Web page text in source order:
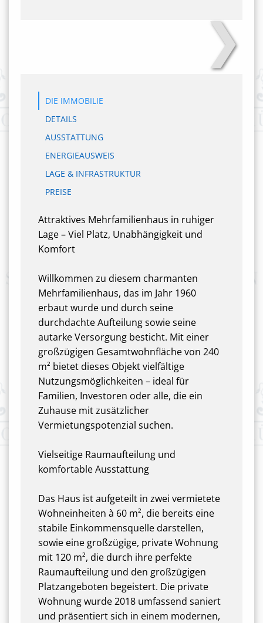
❯
DIE IMMOBILIE
DETAILS
AUSSTATTUNG
ENERGIEAUSWEIS
LAGE & INFRASTRUKTUR
PREISE
Attraktives Mehrfamilienhaus in ruhiger
Lage – Viel Platz, Unabhängigkeit und
Komfort
Willkommen zu diesem charmanten
Mehrfamilienhaus, das im Jahr 1960
erbaut wurde und durch seine
durchdachte Aufteilung sowie seine
autarke Versorgung besticht. Mit einer
großzügigen Gesamtwohnfläche von 240
m² bietet dieses Objekt vielfältige
Nutzungsmöglichkeiten – ideal für
Familien, Investoren oder alle, die ein
Zuhause mit zusätzlicher
Vermietungspotenzial suchen.
Vielseitige Raumaufteilung und
komfortable Ausstattung
Das Haus ist aufgeteilt in zwei vermietete
Wohneinheiten à 60 m², die bereits eine
stabile Einkommensquelle darstellen,
sowie eine großzügige, private Wohnung
mit 120 m², die durch ihre perfekte
Raumaufteilung und den großzügigen
Platzangeboten begeistert. Die private
Wohnung wurde 2018 umfassend saniert
und präsentiert sich in einem modernen,